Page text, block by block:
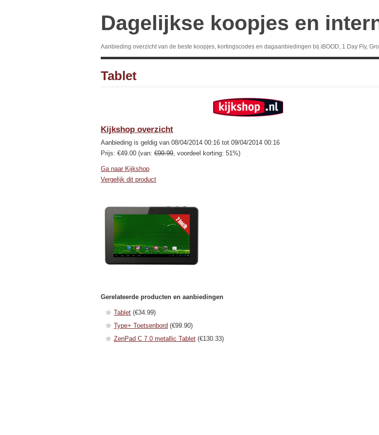
Dagelijkse koopjes en
Aanbieding overzicht van de beste koopjes, kortingscodes en dagaanbiedingen bij iBOOD, 1 Day Fly,
Tablet
Kijkshop overzicht
Aanbieding is geldig van 08/04/2014 00:16 tot 09/04/2014 00:16
Prijs: €49.00 (van: €99.99, voordeel korting: 51%)
Ga naar Kijkshop
Vergelijk dit product
Gerelateerde producten en aanbiedingen
Tablet (€34.99)
Type+ Toetsenbord (€99.90)
ZenPad C 7.0 metallic Tablet (€130.33)